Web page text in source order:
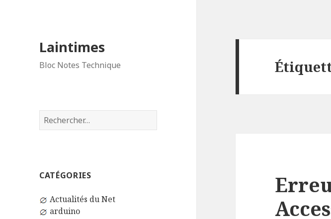
Laintimes
Bloc Notes Technique
Rechercher :
CATÉGORIES
Actualités du Net
arduino